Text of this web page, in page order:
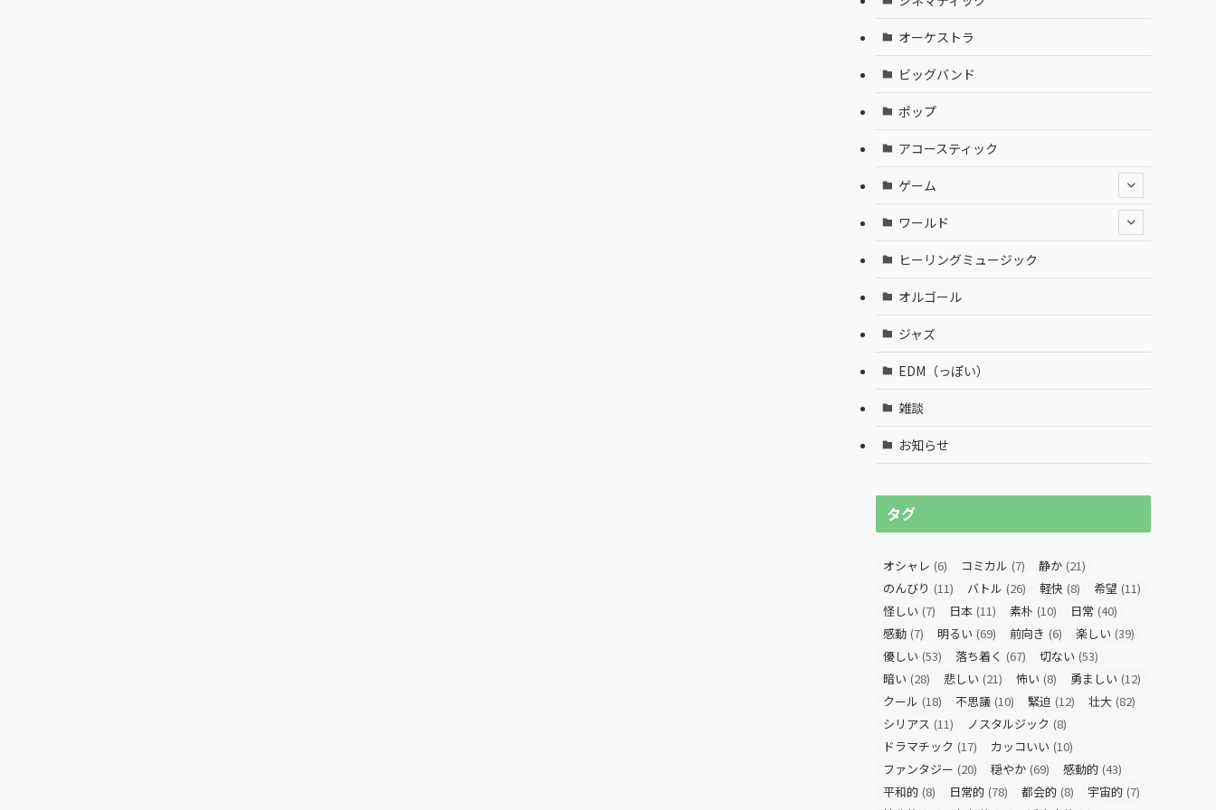
オーケストラ
ビッグバンド
ポップ
アコースティック
ゲーム
ワールド
ヒーリングミュージック
オルゴール
ジャズ
EDM（っぽい）
雑談
お知らせ
タグ
オシャレ (6) コミカル (7) 静か (21)
のんびり (11) バトル (26) 軽快 (8) 希望 (11)
怪しい (7) 日本 (11) 素朴 (10) 日常 (40)
感動 (7) 明るい (69) 前向き (6) 楽しい (39)
優しい (53) 落ち着く (67) 切ない (53)
暗い (28) 悲しい (21) 怖い (8) 勇ましい (12)
クール (18) 不思議 (10) 緊迫 (12) 壮大 (82)
シリアス (11) ノスタルジック (8)
ドラマチック (17) カッコいい (10)
ファンタジー (20) 穏やか (69) 感動的 (43)
平和的 (8) 日常的 (78) 都会的 (8) 宇宙的 (7)